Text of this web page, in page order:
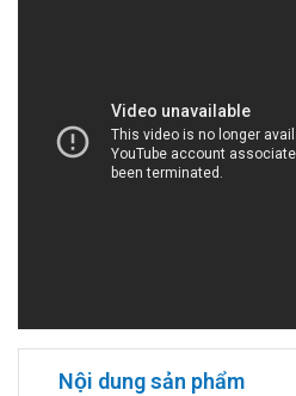
Nội dung sản phẩm